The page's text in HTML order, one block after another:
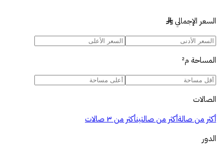
السعر الإجمالي §
المساحة م²
الصالات
أكثر من صالةأكثر من صالتينأكثر من ٣ صالات
الدور